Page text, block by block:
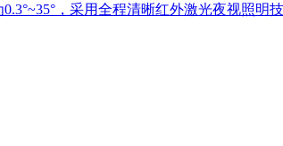
，采用全程清晰红外激光夜视照明